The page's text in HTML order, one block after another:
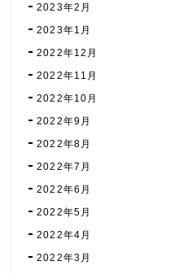
2023年2月
2023年1月
2022年12月
2022年11月
2022年10月
2022年9月
2022年8月
2022年7月
2022年6月
2022年5月
2022年4月
2022年3月